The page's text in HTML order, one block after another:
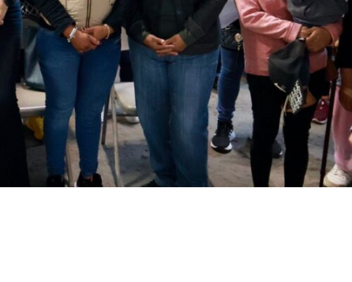
Zacatecas
Conmemoran 2° aniversario de Mexicapan Barrio
Mágico
1 mes atrás